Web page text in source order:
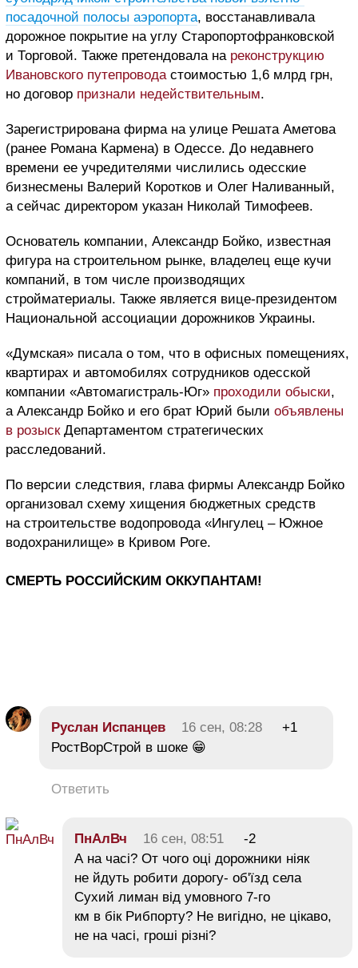
посадочной полосы аэропорта, восстанавливала
дорожное покрытие на углу Старопортофранковской
и Торговой. Также претендовала на реконструкцию
Ивановского путепровода стоимостью 1,6 млрд грн,
но договор признали недействительным.
Зарегистрирована фирма на улице Решата Аметова
(ранее Романа Кармена) в Одессе. До недавнего
времени ее учредителями числились одесские
бизнесмены Валерий Коротков и Олег Наливанный,
а сейчас директором указан Николай Тимофеев.
Основатель компании, Александр Бойко, известная
фигура на строительном рынке, владелец еще кучи
компаний, в том числе производящих
стройматериалы. Также является вице-президентом
Национальной ассоциации дорожников Украины.
«Думская» писала о том, что в офисных помещениях,
квартирах и автомобилях сотрудников одесской
компании «Автомагистраль-Юг» проходили обыски,
а Александр Бойко и его брат Юрий были объявлены
в розыск Департаментом стратегических
расследований.
По версии следствия, глава фирмы Александр Бойко
организовал схему хищения бюджетных средств
на строительстве водопровода «Ингулец – Южное
водохранилище» в Кривом Роге.
СМЕРТЬ РОССИЙСКИМ ОККУПАНТАМ!
Руслан Испанцев 16 сен, 08:28
+1
РостВорСтрой в шоке 😁
Ответить
ПнАлВч 16 сен, 08:51
-2
А на часі? От чого оці дорожники ніяк
не йдуть робити дорогу- об'їзд села
Сухий лиман від умовного 7-го
км в бік Рибпорту? Не вигідно, не цікаво,
не на часі, гроші різні?